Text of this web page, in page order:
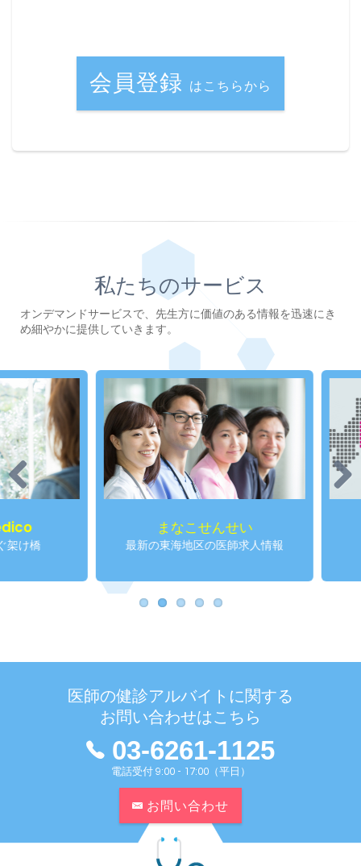
会員登録 はこちらから
私たちのサービス
オンデマンドサービスで、先生方に価値のある情報を迅速にき
め細やかに提供していきます。
まなこせんせい
最新の東海地区の医師求人情報
Previous Next
医師の健診アルバイトに関する
お問い合わせはこちら
03-6261-1125
電話受付 9:00 - 17:00（平日）
お問い合わせ